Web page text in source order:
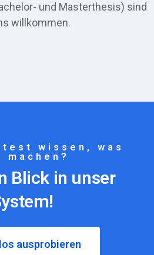
und Masterthesis) sind
willkommen.
wissen, was
machen?
Blick in unser
ausprobieren